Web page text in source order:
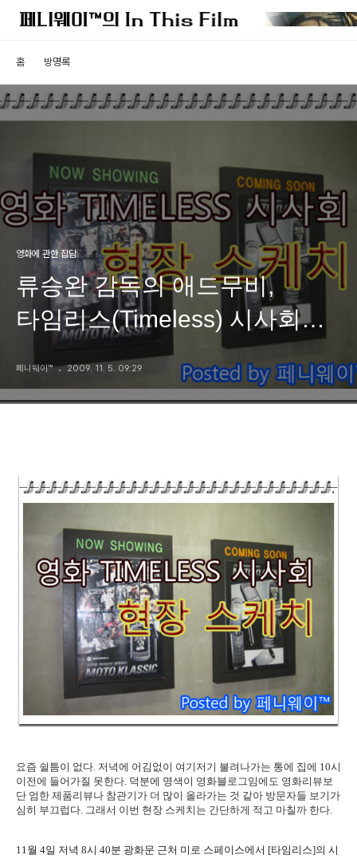
홈 방명록
영화에 관한 잡담
류승완 감독의 애드무비,
타임리스(Timeless) 시사회
현장 스케치
페니웨이™ 2009. 11. 5. 09:29
요즘 쉴틈이 없다. 저녁에 어김없이 여기저기 불려나가는 통에 집에 10시
이전에 들어가질 못한다. 덕분에 명색이 영화블로그임에도 영화리뷰보
단 엄한 제품리뷰나 참관기가 더 많이 올라가는 것 같아 방문자들 보기가
심히 부끄럽다. 그래서 이번 현장 스케치는 간단하게 적고 마칠까 한다.
11월 4일 저녁 8시 40분 광화문 근처 미로 스페이스에서 [타임리스]의 시